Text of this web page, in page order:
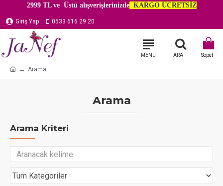
2999 TL ve Üstü alışverişlerinizdeKARGO ÜCRETSİZ
Giriş Yap 0533 616 29 20
Arama
Arama
Arama Kriteri